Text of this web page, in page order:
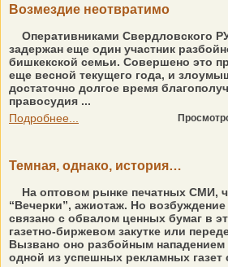
Возмездие неотвратимо
Оперативниками Свердловского
задержан еще один участник
бишкекской семьи. Совершено это
еще весной текущего года, и
достаточно долгое время
правосудия ...
Подробнее...
Темная, однако, история…
На оптовом рынке печатных СМИ,
“Вечерки”, ажиотаж. Но
связано с обвалом ценных бумаг в
газетно-биржевом закутке или
Вызвано оно разбойным нападением
одной из успешных рекламных газет